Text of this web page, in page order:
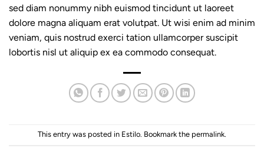
sed diam nonummy nibh euismod tincidunt ut laoreet
dolore magna aliquam erat volutpat. Ut wisi enim ad minim
veniam, quis nostrud exerci tation ullamcorper suscipit
lobortis nisl ut aliquip ex ea commodo consequat.
This entry was posted in Estilo. Bookmark the permalink.